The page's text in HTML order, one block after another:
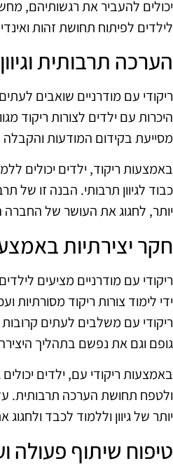
יכולים להעביר את רגשותיהם,
לילדים לפיתוח תחושת זהות
הערכה תרבותית וגיוון
ריקודי עם מודרניים שואבים
היכרות עם ילדים לצורות ריקוד
מסייעת בקידום המודעות
באמצעות ריקוד, ילדים יכולים
כבוד לגיוון תרבותי. הבנה זו של
יותר, לחגוג את העושר של החברה
חקר יצירתיות
ריקודי עם מודרניים מציעים
ידי לימוד צורות ריקוד
ריקודי עם משלבים לעתים
גופם וגם את נפשם בתהליך
באמצעות ריקודי עם, ילדים
ולטפח תחושת הערכה תרבותית.
יותר של גיוון וללמוד לכבד
טיפוח שיתוף פעולה